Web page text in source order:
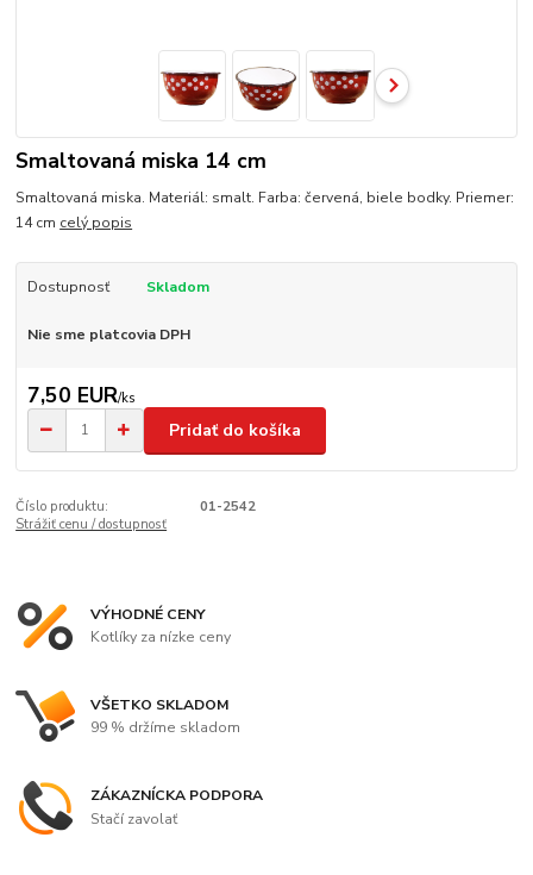
Smaltovaná miska 14 cm
Smaltovaná miska. Materiál: smalt. Farba: červená, biele bodky. Priemer:
14 cm celý popis
Dostupnosť Skladom
Nie sme platcovia DPH
7,50 EUR/ks
Pridať do košíka
Číslo produktu:
01-2542
Strážiť cenu / dostupnosť
VÝHODNÉ CENY
Kotlíky za nízke ceny
VŠETKO SKLADOM
99 % držíme skladom
ZÁKAZNÍCKA PODPORA
Stačí zavolať